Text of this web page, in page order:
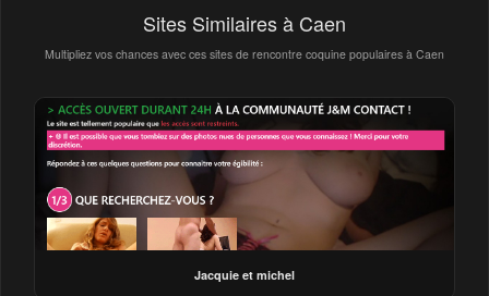
Sites Similaires à Caen
Multipliez vos chances avec ces sites de rencontre coquine populaires à Caen
Jacquie et michel